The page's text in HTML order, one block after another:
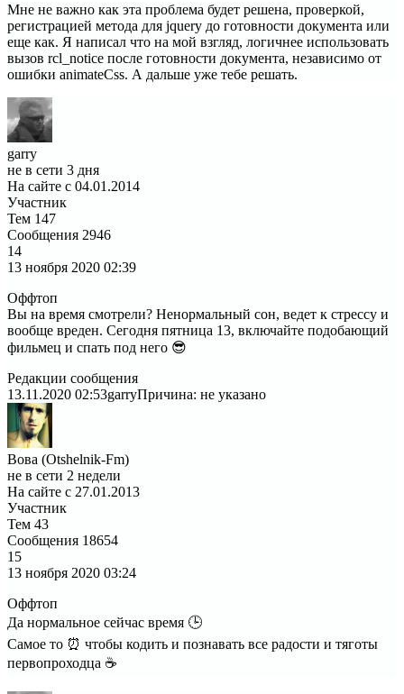
Мне не важно как эта проблема будет решена, проверкой,
регистрацией метода для jquery до готовности документа или
еще как. Я написал что на мой взгляд, логичнее использовать
вызов rcl_notice после готовности документа, независимо от
ошибки animateCss. А дальше уже тебе решать.
garry
не в сети 3 дня
На сайте с 04.01.2014
Участник
Тем 147
Сообщения 2946
14
13 ноября 2020 02:39
Оффтоп
Вы на время смотрели? Ненормальный сон, ведет к стрессу и
вообще вреден. Сегодня пятница 13, включайте подобающий
фильмец и спать под него 😎
Редакции сообщения
13.11.2020 02:53garryПричина: не указано
Вова (Otshelnik-Fm)
не в сети 2 недели
На сайте с 27.01.2013
Участник
Тем 43
Сообщения 18654
15
13 ноября 2020 03:24
Оффтоп
Да нормальное сейчас время 🕒
Самое то ⏰ чтобы кодить и познавать все радости и тяготы
первопроходца ☕